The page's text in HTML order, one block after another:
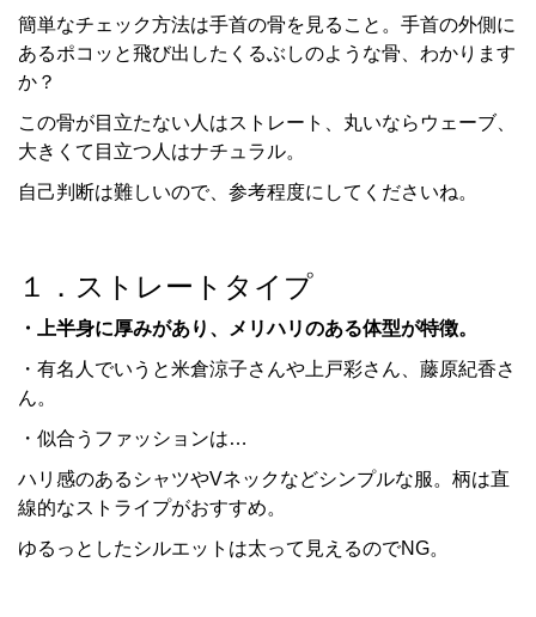
簡単なチェック方法は手首の骨を見ること。手首の外側に
あるポコッと飛び出したくるぶしのような骨、わかります
か？
この骨が目立たない人はストレート、丸いならウェーブ、
大きくて目立つ人はナチュラル。
自己判断は難しいので、参考程度にしてくださいね。
１．ストレートタイプ
・上半身に厚みがあり、メリハリのある体型が特徴。
・有名人でいうと米倉涼子さんや上戸彩さん、藤原紀香さ
ん。
・似合うファッションは…
ハリ感のあるシャツやVネックなどシンプルな服。柄は直
線的なストライプがおすすめ。
ゆるっとしたシルエットは太って見えるのでNG。